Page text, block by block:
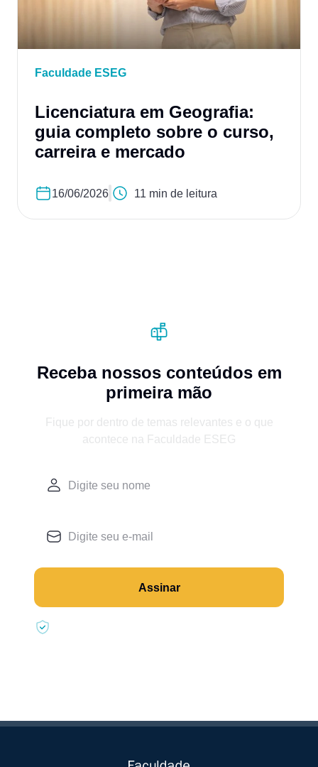
Faculdade ESEG
Licenciatura em Geografia:
guia completo sobre o curso,
carreira e mercado
16/06/2026 11 min de leitura
Receba nossos conteúdos em
primeira mão
Fique por dentro de temas relevantes e o que
acontece na Faculdade ESEG
Assinar